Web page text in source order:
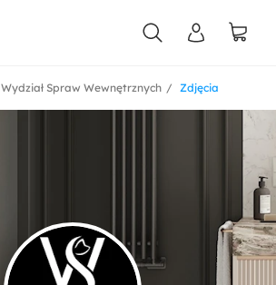
Zdjęcia
Wydział Spraw Wewnętrznych